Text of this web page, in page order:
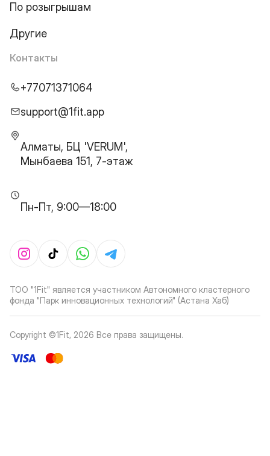
По розыгрышам
Другие
Контакты
+77071371064
support@1fit.app
Алматы, БЦ 'VERUM',
Мынбаева 151, 7-этаж
Пн-Пт, 9:00—18:00
ТОО "1Fit" является участником Автономного кластерного
фонда "Парк инновационных технологий" (Астана Хаб)
Copyright ©1Fit, 2026 Все права защищены.